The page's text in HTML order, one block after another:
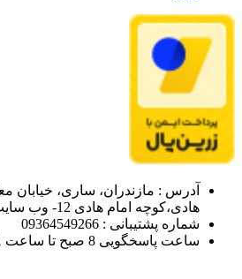
آدرس : مازندران، ساری، خیابان
هادی،کوچه امام هادی 12- وب سایت هوش فعال
شماره پشتیبانی : 09364549266
ساعت پاسخگویی 8 صبح تا ساعت 21